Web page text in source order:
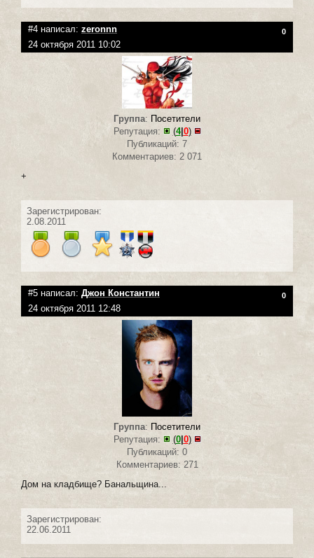
#4 написал: zeronnn 0
24 октября 2011 10:02
Группа: Посетители
Репутация:
(4| 0)
Публикаций: 7
Комментариев: 2 071
+
Зарегистрирован:
2.08.2011
#5 написал: Джон Константин 0
24 октября 2011 12:48
Группа: Посетители
Репутация:
(0| 0)
Публикаций: 0
Комментариев: 271
Дом на кладбище? Банальщина...
Зарегистрирован:
22.06.2011